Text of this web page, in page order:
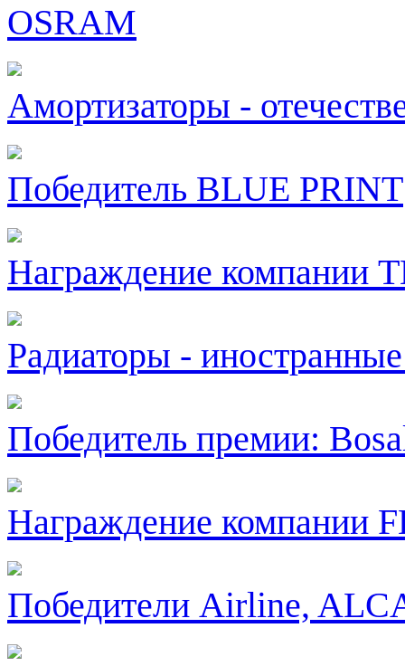
OSRAM
Амортизаторы -
Победитель BLUE PRINT
Награждение компании
Радиаторы -
Победитель премии:
Награждение компании
Победители Airline,